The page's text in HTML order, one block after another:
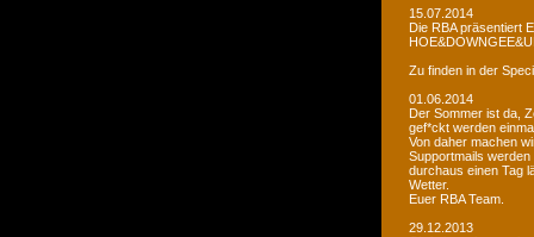
15.07.2014
Die RBA präsentiert
Zu finden in der
01.06.2014
Der Sommer ist da,
gef*ckt werden
Von daher machen
Supportmails
durchaus einen Tag
Wetter.
Euer RBA Team.
29.12.2013